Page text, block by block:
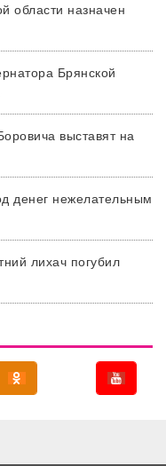
области назначен
Брянской
выставят на
денег нежелательным
лихач погубил